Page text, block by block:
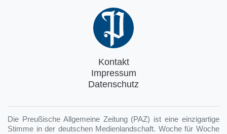
Kontakt
Impressum
Datenschutz
Die Preußische Allgemeine Zeitung (PAZ) ist eine einzigartige
Stimme in der deutschen Medienlandschaft. Woche für Woche